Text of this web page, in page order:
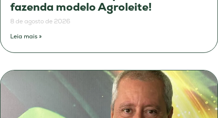
fazenda modelo Agroleite!
8 de agosto de 2026
Leia mais »